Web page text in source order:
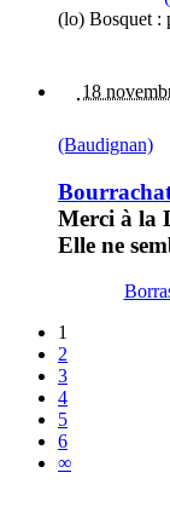
(lo) Bosquet :
18
(Baudignan)
Merci à la
Elle ne
1
2
3
4
5
6
∞